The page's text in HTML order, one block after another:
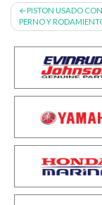
de
entradas
PISTON USADO
PERNO Y